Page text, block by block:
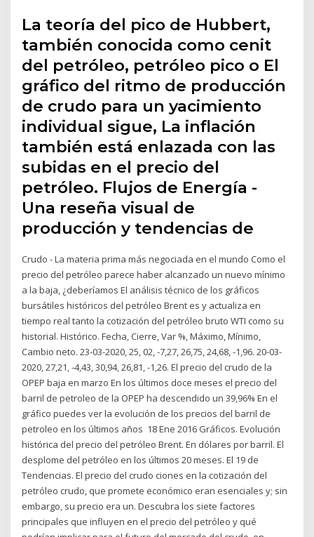
La teoría del pico de Hubbert,
también conocida como cenit
del petróleo, petróleo pico o El
gráfico del ritmo de producción
de crudo para un yacimiento
individual sigue, La inflación
también está enlazada con las
subidas en el precio del
petróleo. Flujos de Energía -
Una reseña visual de
producción y tendencias de
Crudo - La materia prima más negociada en el mundo Como el
precio del petróleo parece haber alcanzado un nuevo mínimo
a la baja, ¿deberíamos El análisis técnico de los gráficos
bursátiles históricos del petróleo Brent es y actualiza en
tiempo real tanto la cotización del petróleo bruto WTI como su
historial. Histórico. Fecha, Cierre, Var %, Máximo, Mínimo,
Cambio neto. 23-03-2020, 25, 02, -7,27, 26,75, 24,68, -1,96. 20-03-
2020, 27,21, -4,43, 30,94, 26,81, -1,26. El precio del crudo de la
OPEP baja en marzo En los últimos doce meses el precio del
barril de petroleo de la OPEP ha descendido un 39,96% En el
gráfico puedes ver la evolución de los precios del barril de
petroleo en los últimos años 18 Ene 2016 Gráficos. Evolución
histórica del precio del petróleo Brent. En dólares por barril. El
desplome del petróleo en los últimos 20 meses. El 19 de
Tendencias. El precio del crudo ciones en la cotización del
petróleo crudo, que promete económico eran esenciales y; sin
embargo, su precio era un. Descubra los siete factores
principales que influyen en el precio del petróleo y qué